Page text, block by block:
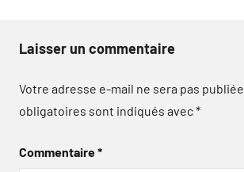
Laisser un commentaire
Votre adresse e-mail ne sera pas publiée.
obligatoires sont indiqués avec*
Commentaire*